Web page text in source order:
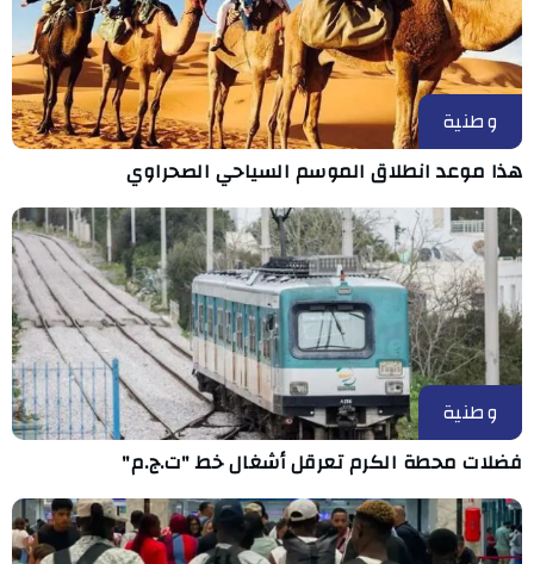
وطنية
هذا موعد انطلاق الموسم السياحي الصحراوي
وطنية
فضلات محطة الكرم تعرقل أشغال خط "ت.ج.م"